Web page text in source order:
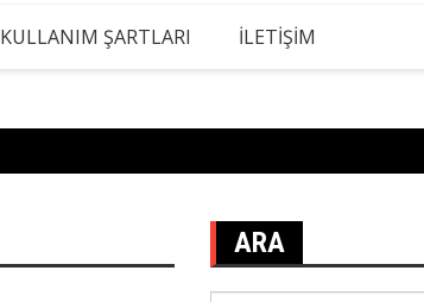
KULLANIM ŞARTLARI İLETIŞIM
ARA